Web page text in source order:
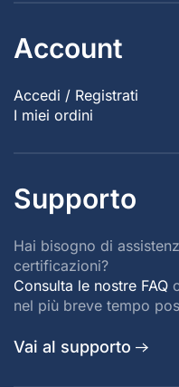
Account
Accedi / Registrati
I miei ordini
Supporto
Hai bisogno di
certificazioni?
Consulta le nostre FAQ
nel più breve tempo
Vai al supporto